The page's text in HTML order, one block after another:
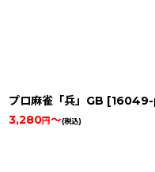
プロ麻雀「兵」GB [
3,280円～(税込)